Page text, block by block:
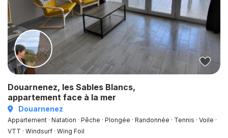
Douarnenez, les Sables Blancs,
appartement face à la mer
Douarnenez
Appartement · Natation · Pêche · Plongée · Randonnée · Tennis · Voile ·
VTT · Windsurf · Wing Foil